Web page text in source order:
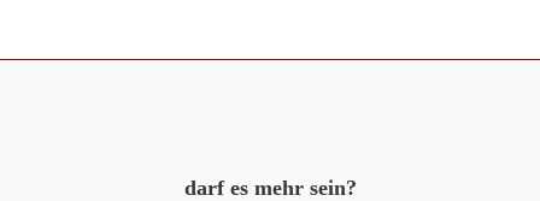
darf es mehr sein?